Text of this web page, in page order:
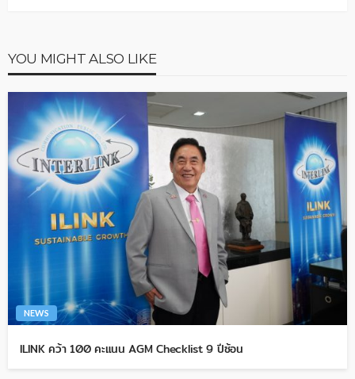
YOU MIGHT ALSO LIKE
NEWS
ILINK คว้า 100 คะแนน AGM Checklist 9 ปีซ้อน